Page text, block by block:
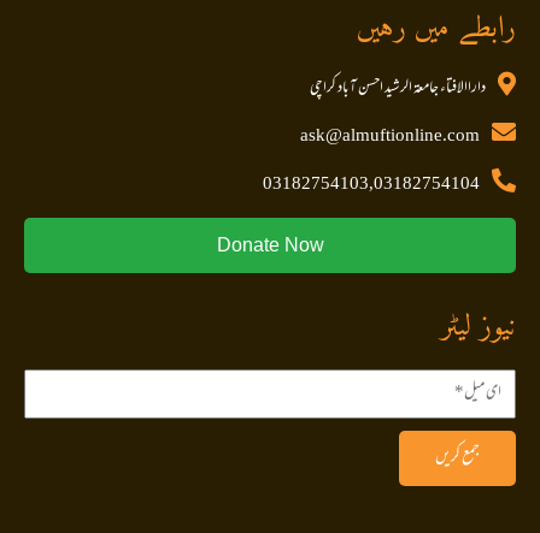
رابطے میں رہیں
داراالافتاء جامعۃ الرشید احسن آباد کراچی
ask@almuftionline.com
03182754103,03182754104
Donate Now
نیوز لیٹر
جمع کریں